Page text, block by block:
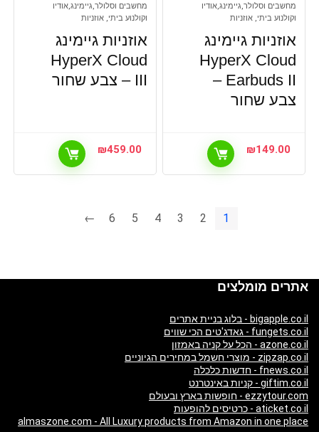
מחשבים וסלולר,גיימינג,אודיו
וקולנוע ביתי, אוזניות
אוזניות גיימינג
HyperX Cloud
Earbuds II –
צבע שחור
₪149.00
מחשבים וסלולר,גיימינג,אודיו
וקולנוע ביתי, אוזניות
אוזניות גיימינג
HyperX Cloud
III – צבע שחור
₪459.00
1
2
3
4
5
6
←
אתרים מומלצים
bigapple.co.il - בלוג בניית אתרים
fungets.co.il - גאדג'טים הכי שווים
azone.co.il - הכל על קניה באמזון
zipzap.co.il - מוצרי חשמל במחירים הגיוניים
fnews.co.il - חדשות כלכלה
giftim.co.il - קניות באינטרנט
ezzytour.com - חופשות בארץ ובעולם
aticket.co.il - כרטיסים להופעות
almaszone.com - All Luxury products from Amazon in one place